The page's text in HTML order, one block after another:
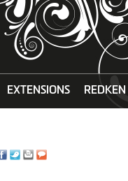
EXTENSIONS REDKEN